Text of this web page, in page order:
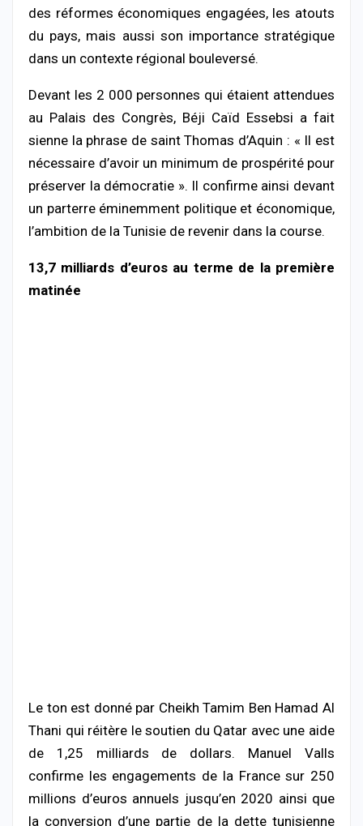
des réformes économiques engagées, les atouts
du pays, mais aussi son importance stratégique
dans un contexte régional bouleversé.
Devant les 2 000 personnes qui étaient attendues
au Palais des Congrès, Béji Caïd Essebsi a fait
sienne la phrase de saint Thomas d’Aquin : « Il est
nécessaire d’avoir un minimum de prospérité pour
préserver la démocratie ». Il confirme ainsi devant
un parterre éminemment politique et économique,
l’ambition de la Tunisie de revenir dans la course.
13,7 milliards d’euros au terme de la première
matinée
Le ton est donné par Cheikh Tamim Ben Hamad Al
Thani qui réitère le soutien du Qatar avec une aide
de 1,25 milliards de dollars. Manuel Valls
confirme les engagements de la France sur 250
millions d’euros annuels jusqu’en 2020 ainsi que
la conversion d’une partie de la dette tunisienne